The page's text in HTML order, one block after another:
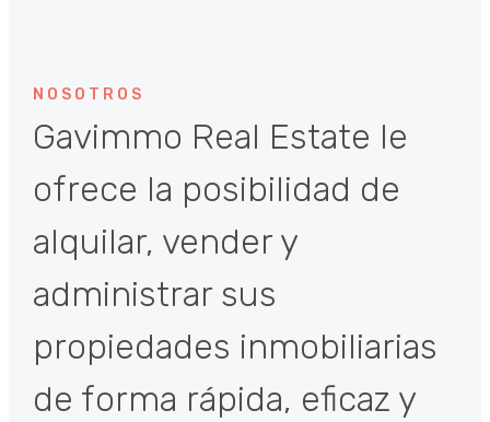
NOSOTROS
Gavimmo Real Estate le
ofrece la posibilidad de
alquilar, vender y
administrar sus
propiedades inmobiliarias
de forma rápida, eficaz y